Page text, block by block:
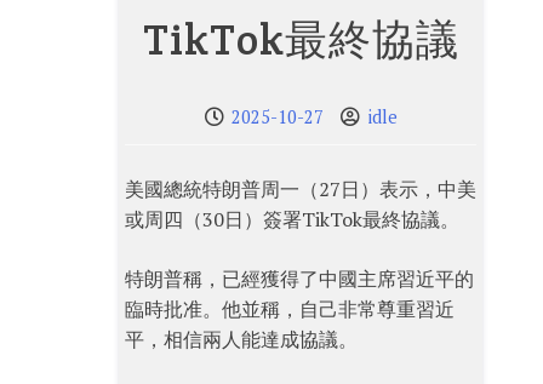
TikTok最終協議
2025-10-27 idle
美國總統特朗普周一（27日）表示，中美
或周四（30日）簽署TikTok最終協議。
特朗普稱，已經獲得了中國主席習近平的
臨時批准。他並稱，自己非常尊重習近
平，相信兩人能達成協議。